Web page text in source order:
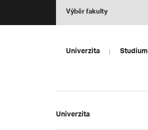
Výběr fakulty
Univerzita Studium
Univerzita